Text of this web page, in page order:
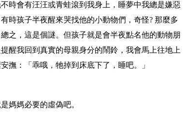
時會有汪汪或青蛙滾到我身上，睡夢中我總是嫌惡
時孩子半夜醒來哭找他的小動物們，奇怪? 那麼多
之，這是個謎。但孩子就是會半夜點名他的動物朋
醒我回到真實的母親身分的鬧鈴，我會馬上往地上
撫：「乖哦，牠掉到床底下了，睡吧。」
媽媽必要的虛偽吧。